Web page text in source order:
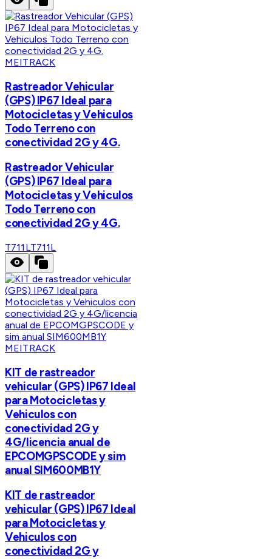
MEITRACK
Rastreador Vehicular
(GPS) IP67 Ideal para
Motocicletas y Vehiculos
Todo Terreno con
conectividad 2G y 4G.
Rastreador Vehicular
(GPS) IP67 Ideal para
Motocicletas y Vehiculos
Todo Terreno con
conectividad 2G y 4G.
T711LT711L
MEITRACK
KIT de rastreador
vehicular (GPS) IP67 Ideal
para Motocicletas y
Vehiculos con
conectividad 2G y
4G/licencia anual de
EPCOMGPSCODE y sim
anual SIM600MB1Y
KIT de rastreador
vehicular (GPS) IP67 Ideal
para Motocicletas y
Vehiculos con
conectividad 2G y